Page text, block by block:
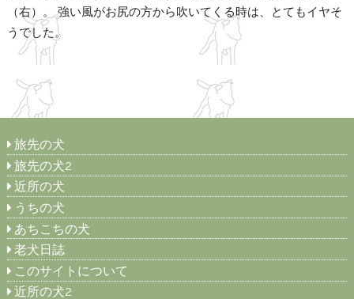
（右）。 強い風がお尻の方から吹いてくる時は、とてもイヤそ
うでした。
旅先の犬
旅先の犬2
近所の犬
うちの犬
あちこちの犬
老犬日誌
このサイトについて
近所の犬2